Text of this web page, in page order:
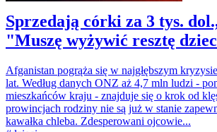
Sprzedają córki za 3 tys.
"Muszę wyżywić resztę
Afganistan pogrąża się w najgłębszym
lat. Według danych ONZ aż 4,7 mln ludzi -
mieszkańców kraju - znajduje się o krok od
prowincjach rodziny nie są już w stanie
kawałka chleba. Zdesperowani ojcowie...